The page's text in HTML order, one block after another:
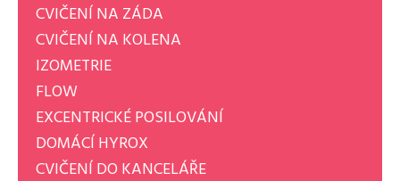
CVIČENÍ NA ZÁDA
CVIČENÍ NA KOLENA
IZOMETRIE
FLOW
EXCENTRICKÉ POSILOVÁNÍ
DOMÁCÍ HYROX
CVIČENÍ DO KANCELÁŘE